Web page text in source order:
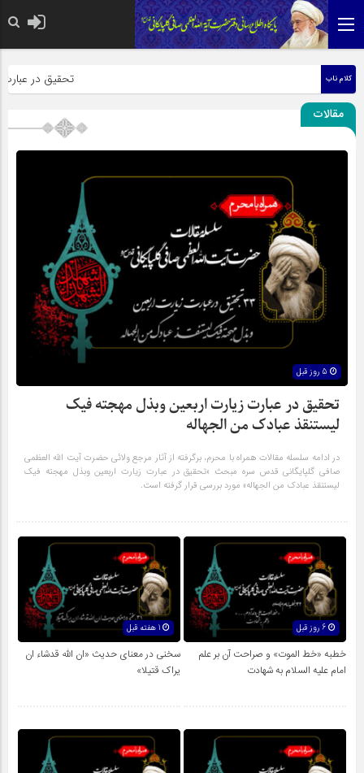
کلام ناب تحقیق در عبارت
مقالات
تحقیق در عبارت زیارت اربعین وبذل مهجته فیک
لیستنقذ عبادک من الجهاله
در ادامه سلسله مقالات همراه با محرم، برگرفته از آثار مرجع ولائی حضرت آیت الله العظمی
صافی گلپایگانی قدس سره مبحث «تحقیق در عبارت زیارت اربعین وبذل مهجته فیک
لیستنقذ عبادک من الجهاله» مورد بررسی قرار گرفته است.
6 روز قبل
خطبه «خط الموت» و صراحت آن بر علم
امام علیه السلام به شهادت
سخنی در معنای حدیث «ان الله قدشاء ان
یراک قتیلا»